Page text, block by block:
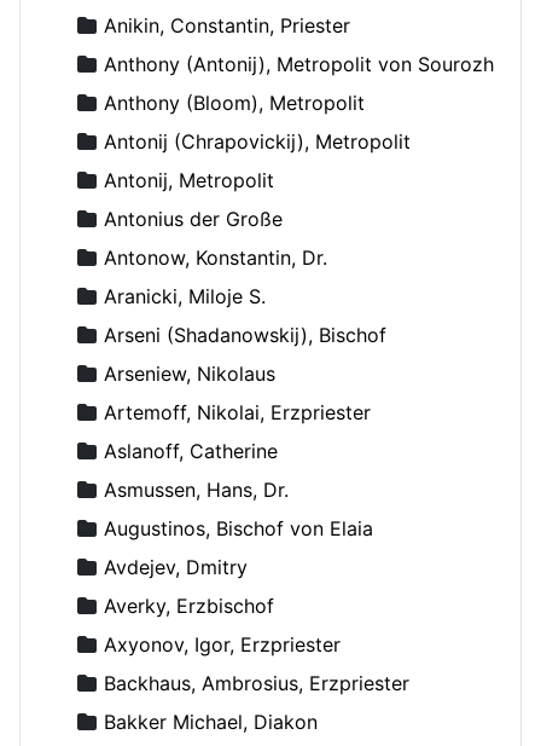
Anikin, Constantin, Priester
Anthony (Antonij), Metropolit von Sourozh
Anthony (Bloom), Metropolit
Antonij (Chrapovickij), Metropolit
Antonij, Metropolit
Antonius der Große
Antonow, Konstantin, Dr.
Aranicki, Miloje S.
Arseni (Shadanowskij), Bischof
Arseniew, Nikolaus
Artemoff, Nikolai, Erzpriester
Aslanoff, Catherine
Asmussen, Hans, Dr.
Augustinos, Bischof von Elaia
Avdejev, Dmitry
Averky, Erzbischof
Axyonov, Igor, Erzpriester
Backhaus, Ambrosius, Erzpriester
Bakker Michael, Diakon